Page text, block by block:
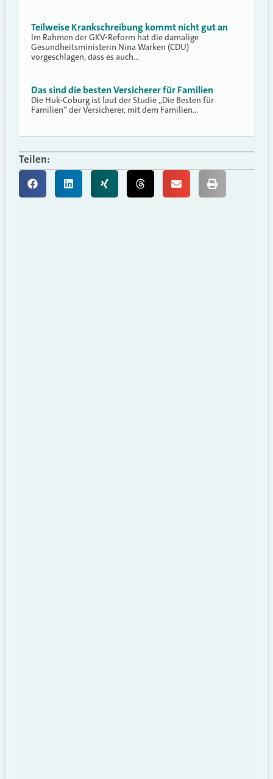
Teilweise Krankschreibung kommt nicht gut an
Im Rahmen der GKV-Reform hat die damalige
Gesundheitsministerin Nina Warken (CDU)
vorgeschlagen, dass es auch…
Das sind die besten Versicherer für Familien
Die Huk-Coburg ist laut der Studie „Die Besten für
Familien“ der Versicherer, mit dem Familien…
Teilen: